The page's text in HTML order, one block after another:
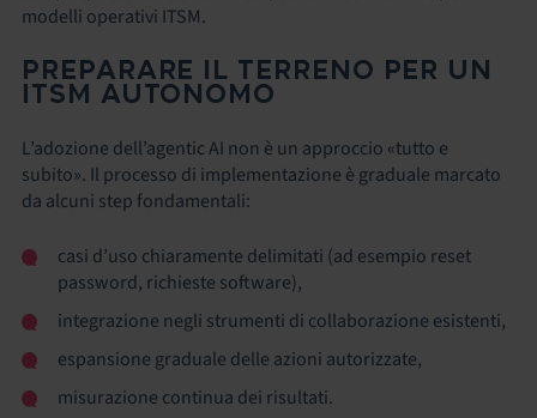
modelli operativi ITSM.
PREPARARE IL TERRENO PER UN
ITSM AUTONOMO
L’adozione dell’agentic AI non è un approccio «tutto e
subito». Il processo di implementazione è graduale marcato
da alcuni step fondamentali:
casi d’uso chiaramente delimitati (ad esempio reset
password, richieste software),
integrazione negli strumenti di collaborazione esistenti,
espansione graduale delle azioni autorizzate,
misurazione continua dei risultati.